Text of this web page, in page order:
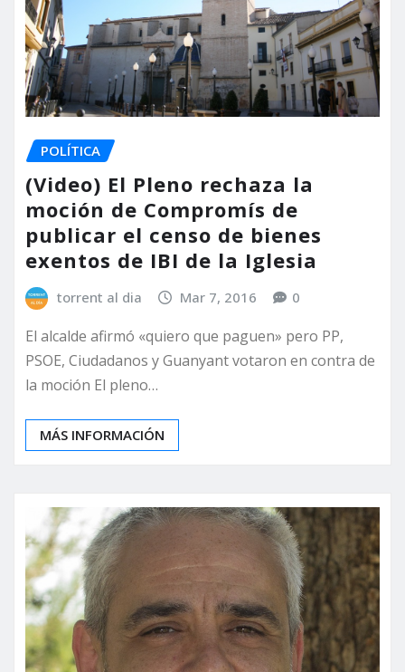
POLÍTICA
(Video) El Pleno rechaza la
moción de Compromís de
publicar el censo de bienes
exentos de IBI de la Iglesia
torrent al dia Mar 7, 2016 0
El alcalde afirmó «quiero que paguen» pero PP,
PSOE, Ciudadanos y Guanyant votaron en contra de
la moción El pleno…
MÁS INFORMACIÓN